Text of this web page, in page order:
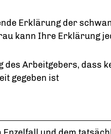
Erklärung der
kann Ihre Erklärung
des Arbeitgebers, dass
gegeben ist